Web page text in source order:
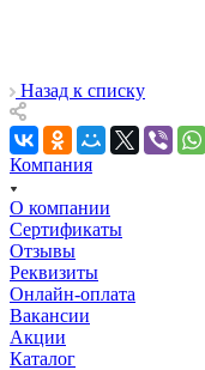
Назад к списку
Компания
О компании
Сертификаты
Отзывы
Реквизиты
Онлайн-оплата
Вакансии
Акции
Каталог